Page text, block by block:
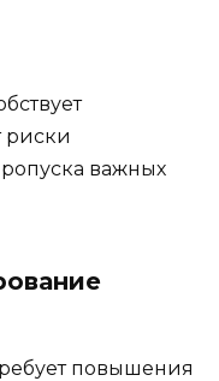
риски
важных
повышения